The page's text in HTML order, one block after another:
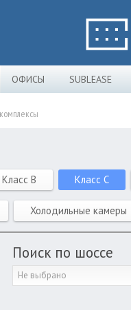
ОФИСЫ SUBLEASE
Класс B Класс C
Холодильные камеры
Поиск по шоссе
Не выбрано